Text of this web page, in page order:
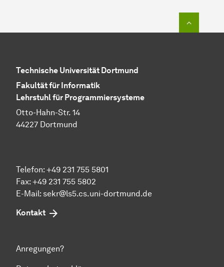
Technische Universität Dortmund
Fakultät für Informatik
Lehrstuhl für Programmiersysteme
Otto-Hahn-Str. 14
44227 Dortmund
Telefon: +49 231 755 5801
Fax: +49 231 755 5802
E-Mail: sekr@ls5.cs.uni-dortmund.de
Kontakt
Anregungen?